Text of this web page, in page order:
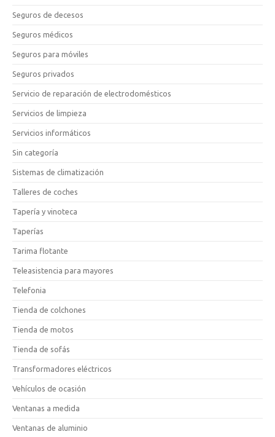
Seguros de decesos
Seguros médicos
Seguros para móviles
Seguros privados
Servicio de reparación de electrodomésticos
Servicios de limpieza
Servicios informáticos
Sin categoría
Sistemas de climatización
Talleres de coches
Tapería y vinoteca
Taperías
Tarima flotante
Teleasistencia para mayores
Telefonia
Tienda de colchones
Tienda de motos
Tienda de sofás
Transformadores eléctricos
Vehículos de ocasión
Ventanas a medida
Ventanas de aluminio